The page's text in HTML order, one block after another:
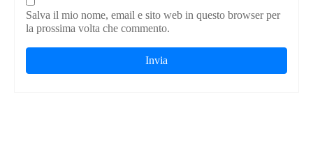
Salva il mio nome, email e sito web in questo browser per
la prossima volta che commento.